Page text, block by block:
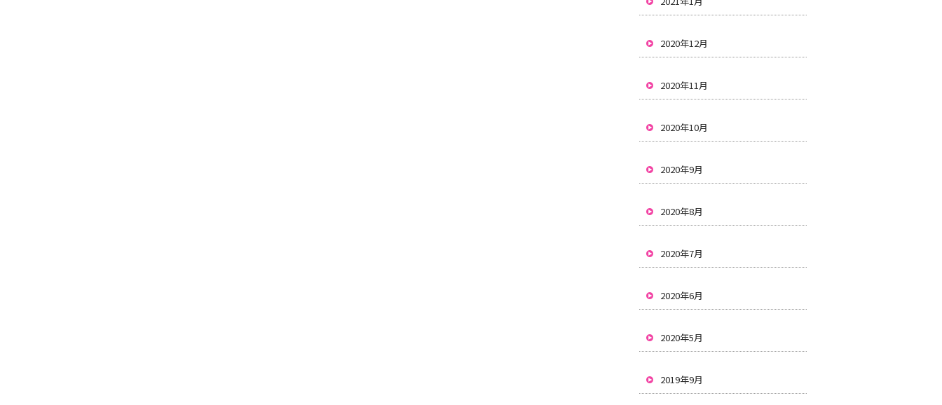
2020年12月
2020年11月
2020年10月
2020年9月
2020年8月
2020年7月
2020年6月
2020年5月
2019年9月